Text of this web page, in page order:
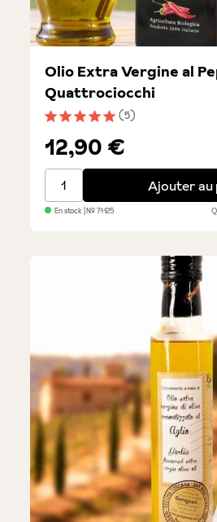
Note moyenne de 5 sur 5
(5)
Olio Extra Vergine al
Quattrociocchi
12,90 €
Olio Extra Vergine alAjouter au
En stock | №71125